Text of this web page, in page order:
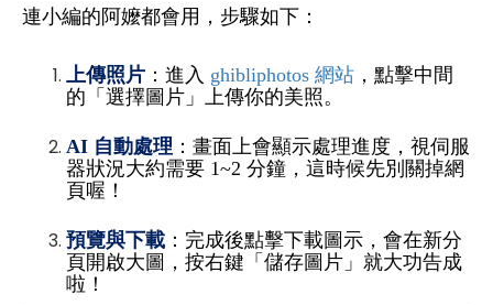
連小編的阿嬤都會用，步驟如下：
上傳照片 ：進入 ghibliphotos 網站 ，點擊中間
的「選擇圖片」上傳你的美照。
AI 自動處理 ：畫面上會顯示處理進度，視伺服
器狀況大約需要 1~2 分鐘，這時候先別關掉網
頁喔！
預覽與下載 ：完成後點擊下載圖示，會在新分
頁開啟大圖，按右鍵「儲存圖片」就大功告成
啦！